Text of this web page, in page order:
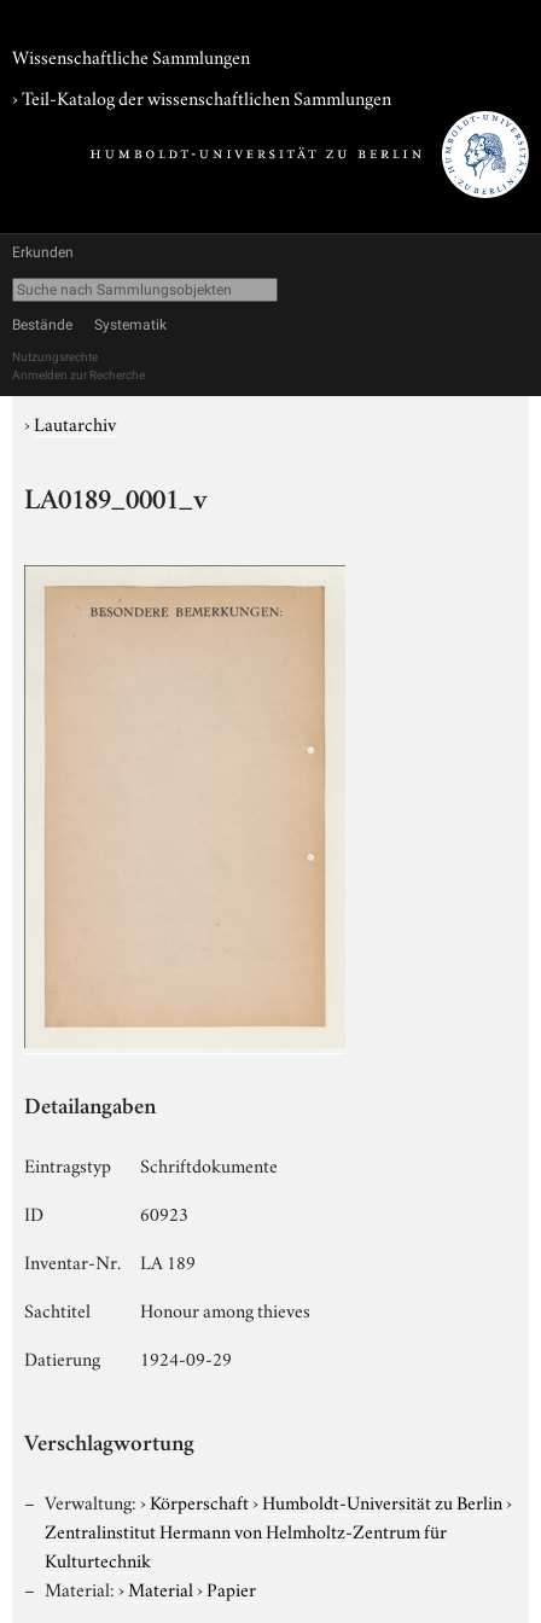
Wissenschaftliche Sammlungen
› Teil-Katalog der wissenschaftlichen Sammlungen
Erkunden
Bestände Systematik
Nutzungsrechte
Anmelden zur Recherche
›Lautarchiv
LA0189_0001_v
Detailangaben
Eintragstyp
Schriftdokumente
ID
60923
Inventar-Nr.
LA 189
Sachtitel
Honour among thieves
Datierung
1924-09-29
Verschlagwortung
Verwaltung:›Körperschaft›Humboldt-Universität zu Berlin›
Zentralinstitut Hermann von Helmholtz-Zentrum für
Kulturtechnik
Material:›Material›Papier